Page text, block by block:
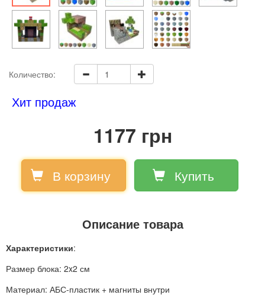
Количество:
Хит продаж
1177 грн
В корзину Купить
Описание товара
Характеристики:
Размер блока: 2x2 см
Материал: АБС-пластик + магниты внутри